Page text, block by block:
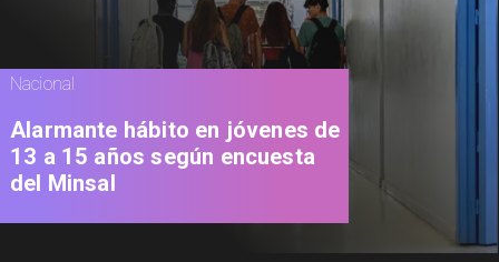
Nacional
Alarmante hábito en jóvenes de
13 a 15 años según encuesta
del Minsal